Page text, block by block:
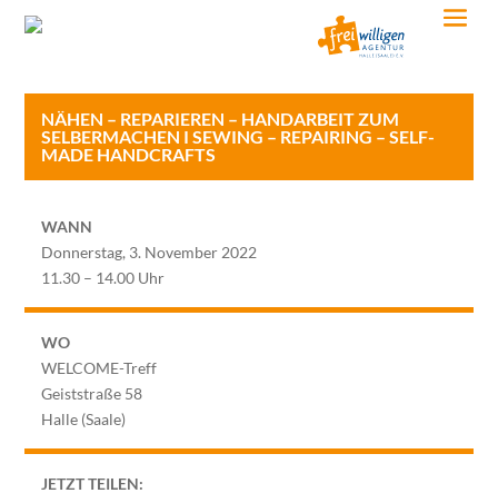
NÄHEN – REPARIEREN – HANDARBEIT ZUM
SELBERMACHEN I SEWING – REPAIRING – SELF-
MADE HANDCRAFTS
WANN
Donnerstag, 3. November 2022
11.30 – 14.00 Uhr
WO
WELCOME-Treff
Geiststraße 58
Halle (Saale)
JETZT TEILEN: